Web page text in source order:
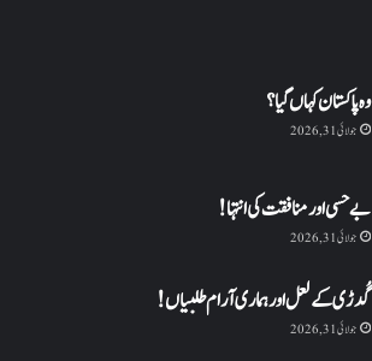
وہ پاکستان کہاں گیا؟
جولائی 31, 2026
بے حسی اور منافقت کی انتہا !
جولائی 31, 2026
گُدڑی کے لعل اور ہماری آرام طلبیاں!
جولائی 31, 2026